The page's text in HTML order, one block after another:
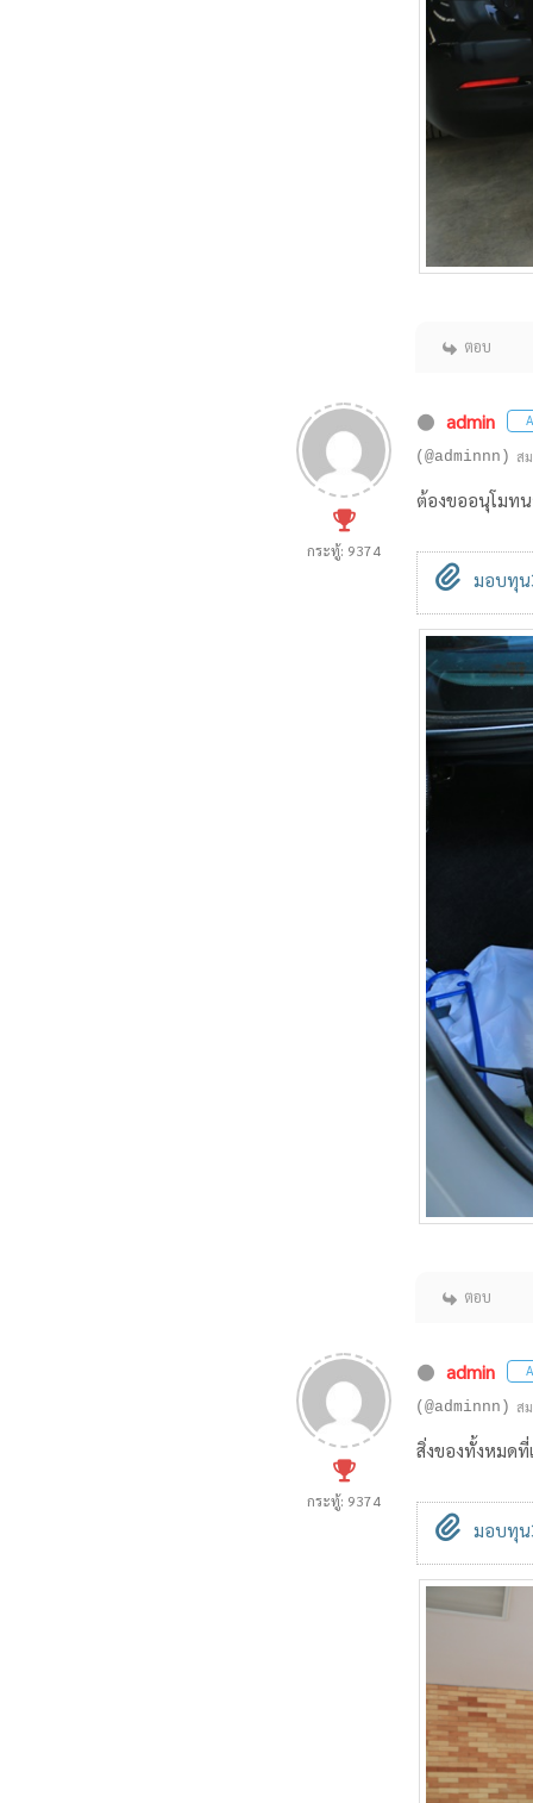
ตอบ
กระทู้: 9374
admin
(@adminnn) ส
ต้องขออนุโมท
มอบทุน
ตอบ
กระทู้: 9374
admin
(@adminnn) ส
สิ่งของทั้งหมดที่
มอบทุน